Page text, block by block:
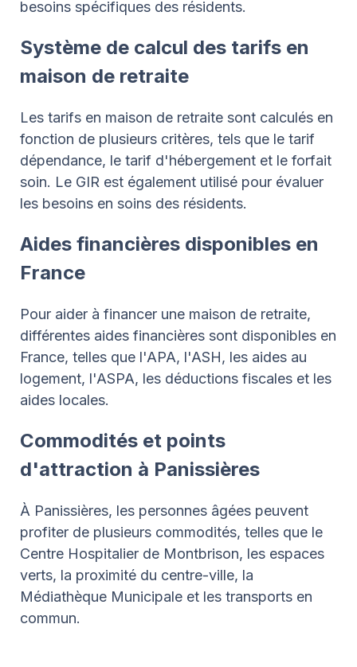
besoins spécifiques des résidents.
Système de calcul des tarifs en
maison de retraite
Les tarifs en maison de retraite sont calculés en
fonction de plusieurs critères, tels que le tarif
dépendance, le tarif d'hébergement et le forfait
soin. Le GIR est également utilisé pour évaluer
les besoins en soins des résidents.
Aides financières disponibles en
France
Pour aider à financer une maison de retraite,
différentes aides financières sont disponibles en
France, telles que l'APA, l'ASH, les aides au
logement, l'ASPA, les déductions fiscales et les
aides locales.
Commodités et points
d'attraction à Panissières
À Panissières, les personnes âgées peuvent
profiter de plusieurs commodités, telles que le
Centre Hospitalier de Montbrison, les espaces
verts, la proximité du centre-ville, la
Médiathèque Municipale et les transports en
commun.